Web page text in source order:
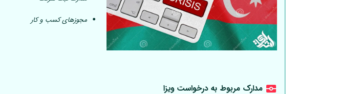
مجوزهای کسب و کار
مدارک مربوط به درخواست ویزا